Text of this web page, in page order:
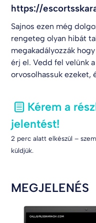
https://
Sajnos ezen még
rengeteg olyan hibát
megakadályozzák
érj el. Vedd fel velünk
orvosolhassuk ezeket,
Kérem a
jelentést!
2 perc alatt elkészül –
küldjük.
MEGJELENÉS